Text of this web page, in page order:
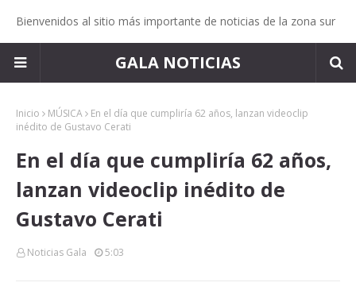
Bienvenidos al sitio más importante de noticias de la zona sur
GALA NOTICIAS
Inicio MÚSICA
En el día que cumpliría 62 años, lanzan videoclip
inédito de Gustavo Cerati
En el día que cumpliría 62 años,
lanzan videoclip inédito de
Gustavo Cerati
Noticias Gala 5:03